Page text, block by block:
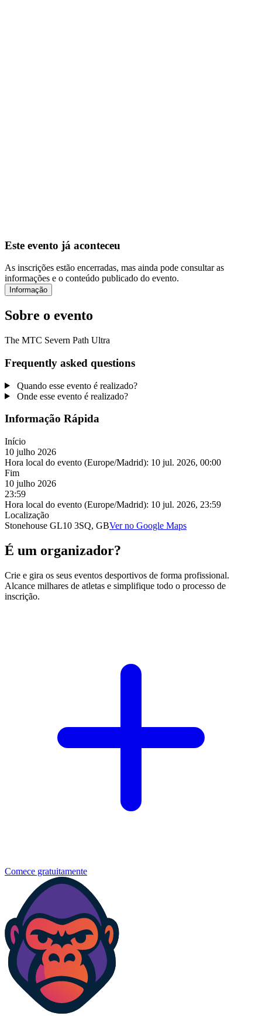
Este evento já aconteceu
As inscrições estão encerradas, mas ainda pode consultar as
informações e o conteúdo publicado do evento.
Informação
Sobre o evento
The MTC Severn Path Ultra
Frequently asked questions
Quando esse evento é realizado?
Onde esse evento é realizado?
Informação Rápida
Início
10 julho 2026
Hora local do evento (Europe/Madrid): 10 jul. 2026, 00:00
Fim
10 julho 2026
23:59
Hora local do evento (Europe/Madrid): 10 jul. 2026, 23:59
Localização
Stonehouse GL10 3SQ, GBVer no Google Maps
É um organizador?
Crie e gira os seus eventos desportivos de forma profissional.
Alcance milhares de atletas e simplifique todo o processo de
inscrição.
Comece gratuitamente